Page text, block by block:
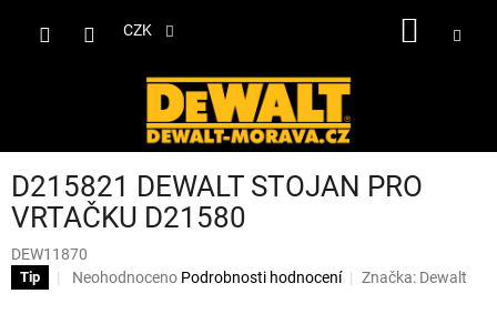
CZK
D215821 DEWALT STOJAN PRO
VRTAČKU D21580
DEW11870
Tip
Průměrné
Neohodnoceno Podrobnosti hodnocení Značka: Dewalt